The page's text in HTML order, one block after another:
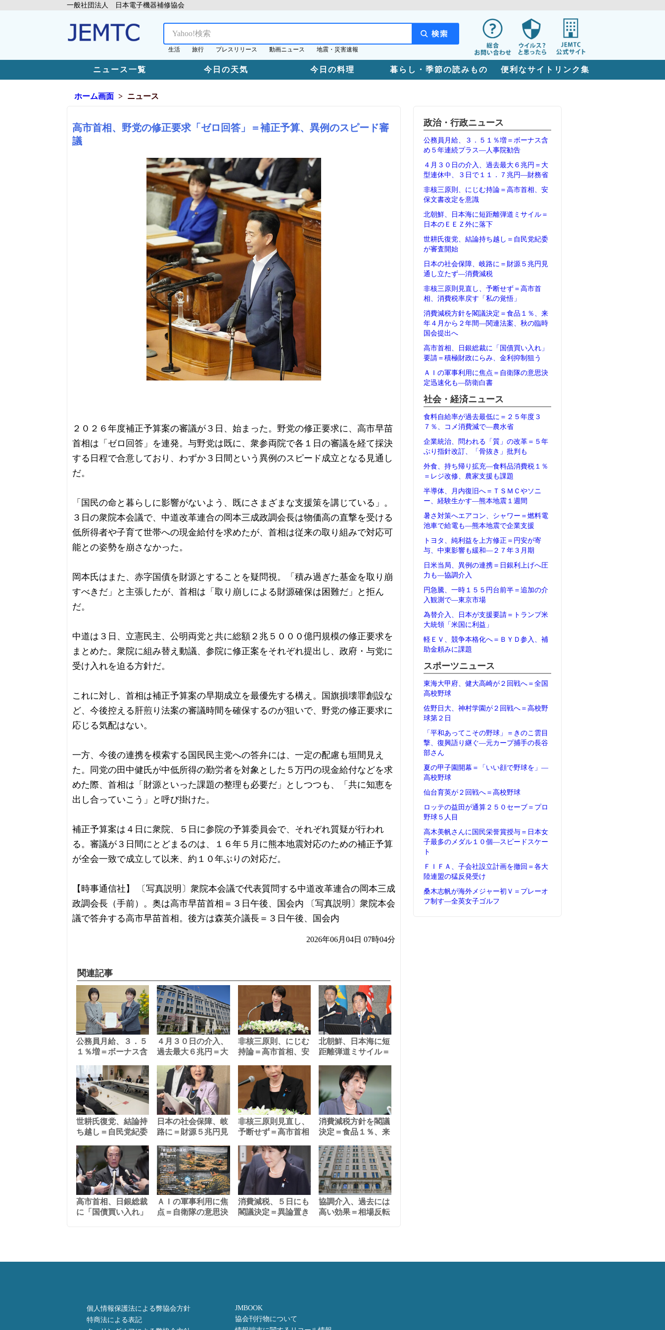
一般社団法人 日本電子機器補修協会
生活 旅行 プレスリリース 動画ニュース 地震・災害速報
ニュース一覧 今日の天気 今日の料理 暮らし・季節の読みもの 便利なサイトリンク集
ホーム画面 ニュース
高市首相、野党の修正要求「ゼロ回答」＝補正予算、異例のスピード審
議
２０２６年度補正予算案の審議が３日、始まった。野党の修正要求に、高市早苗
首相は「ゼロ回答」を連発。与野党は既に、衆参両院で各１日の審議を経て採決
する日程で合意しており、わずか３日間という異例のスピード成立となる見通し
だ。
「国民の命と暮らしに影響がないよう、既にさまざまな支援策を講じている」。
３日の衆院本会議で、中道改革連合の岡本三成政調会長は物価高の直撃を受ける
低所得者や子育て世帯への現金給付を求めたが、首相は従来の取り組みで対応可
能との姿勢を崩さなかった。
岡本氏はまた、赤字国債を財源とすることを疑問視。「積み過ぎた基金を取り崩
すべきだ」と主張したが、首相は「取り崩しによる財源確保は困難だ」と拒ん
だ。
中道は３日、立憲民主、公明両党と共に総額２兆５０００億円規模の修正要求を
まとめた。衆院に組み替え動議、参院に修正案をそれぞれ提出し、政府・与党に
受け入れを迫る方針だ。
これに対し、首相は補正予算案の早期成立を最優先する構え。国旗損壊罪創設な
ど、今後控える肝煎り法案の審議時間を確保するのが狙いで、野党の修正要求に
応じる気配はない。
一方、今後の連携を模索する国民民主党への答弁には、一定の配慮も垣間見え
た。同党の田中健氏が中低所得の勤労者を対象とした５万円の現金給付などを求
めた際、首相は「財源といった課題の整理も必要だ」としつつも、「共に知恵を
出し合っていこう」と呼び掛けた。
補正予算案は４日に衆院、５日に参院の予算委員会で、それぞれ質疑が行われ
る。審議が３日間にとどまるのは、１６年５月に熊本地震対応のための補正予算
が全会一致で成立して以来、約１０年ぶりの対応だ。
【時事通信社】 〔写真説明〕衆院本会議で代表質問する中道改革連合の岡本三成
政調会長（手前）。奥は高市早苗首相＝３日午後、国会内 〔写真説明〕衆院本会
議で答弁する高市早苗首相。後方は森英介議長＝３日午後、国会内
2026年06月04日 07時04分
関連記事
公務員月給、３．５
１％増＝ボーナス含
４月３０日の介入、
過去最大６兆円＝大
非核三原則、にじむ
持論＝高市首相、安
北朝鮮、日本海に短
距離弾道ミサイル＝
世耕氏復党、結論持
ち越し＝自民党紀委
日本の社会保障、岐
路に＝財源５兆円見
非核三原則見直し、
予断せず＝高市首相
消費減税方針を閣議
決定＝食品１％、来
高市首相、日銀総裁
に「国債買い入れ」
ＡＩの軍事利用に焦
点＝自衛隊の意思決
消費減税、５日にも
閣議決定＝異論置き
協調介入、過去には
高い効果＝相場反転
政治・行政ニュース
公務員月給、３．５１％増＝ボーナス含
め５年連続プラス―人事院勧告
４月３０日の介入、過去最大６兆円＝大
型連休中、３日で１１．７兆円―財務省
非核三原則、にじむ持論＝高市首相、安
保文書改定を意識
北朝鮮、日本海に短距離弾道ミサイル＝
日本のＥＥＺ外に落下
世耕氏復党、結論持ち越し＝自民党紀委
が審査開始
日本の社会保障、岐路に＝財源５兆円見
通し立たず―消費減税
非核三原則見直し、予断せず＝高市首
相、消費税率戻す「私の覚悟」
消費減税方針を閣議決定＝食品１％、来
年４月から２年間―関連法案、秋の臨時
国会提出へ
高市首相、日銀総裁に「国債買い入れ」
要請＝積極財政にらみ、金利抑制狙う
ＡＩの軍事利用に焦点＝自衛隊の意思決
定迅速化も―防衛白書
社会・経済ニュース
食料自給率が過去最低に＝２５年度３
７％、コメ消費減で―農水省
企業統治、問われる「質」の改革＝５年
ぶり指針改訂、「骨抜き」批判も
外食、持ち帰り拡充―食料品消費税１％
＝レジ改修、農家支援も課題
半導体、月内復旧へ＝ＴＳＭＣやソニ
ー、経験生かす―熊本地震１週間
暑さ対策へエアコン、シャワー＝燃料電
池車で給電も―熊本地震で企業支援
トヨタ、純利益を上方修正＝円安が寄
与、中東影響も緩和―２７年３月期
日米当局、異例の連携＝日銀利上げへ圧
力も―協調介入
円急騰、一時１５５円台前半＝追加の介
入観測で―東京市場
為替介入、日本が支援要請＝トランプ米
大統領「米国に利益」
軽ＥＶ、競争本格化へ＝ＢＹＤ参入、補
助金頼みに課題
スポーツニュース
東海大甲府、健大高崎が２回戦へ＝全国
高校野球
佐野日大、神村学園が２回戦へ＝高校野
球第２日
「平和あってこその野球」＝きのこ雲目
撃、復興語り継ぐ―元カープ捕手の長谷
部さん
夏の甲子園開幕＝「いい顔で野球を」―
高校野球
仙台育英が２回戦へ＝高校野球
ロッテの益田が通算２５０セーブ＝プロ
野球５人目
高木美帆さんに国民栄誉賞授与＝日本女
子最多のメダル１０個―スピードスケー
ト
ＦＩＦＡ、子会社設立計画を撤回＝各大
陸連盟の猛反発受け
桑木志帆が海外メジャー初Ｖ＝プレーオ
フ制す―全英女子ゴルフ
個人情報保護法による弊協会方針
特商法による表記
JMBOOK
協会刊行物について